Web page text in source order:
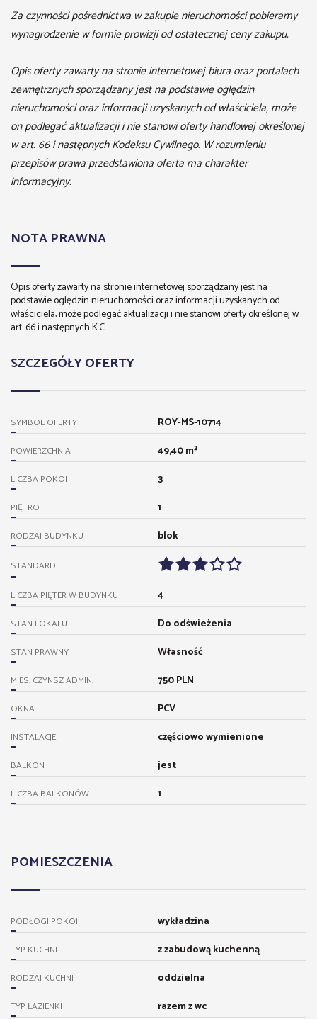
Za czynności pośrednictwa w zakupie nieruchomości pobieramy
wynagrodzenie w formie prowizji od ostatecznej ceny zakupu.
Opis oferty zawarty na stronie internetowej biura oraz portalach
zewnętrznych sporządzany jest na podstawie oględzin
nieruchomości oraz informacji uzyskanych od właściciela, może
on podlegać aktualizacji i nie stanowi oferty handlowej określonej
w art. 66 i następnych Kodeksu Cywilnego. W rozumieniu
przepisów prawa przedstawiona oferta ma charakter
informacyjny.
NOTA PRAWNA
Opis oferty zawarty na stronie internetowej sporządzany jest na
podstawie oględzin nieruchomości oraz informacji uzyskanych od
właściciela, może podlegać aktualizacji i nie stanowi oferty określonej w
art. 66 i następnych K.C.
SZCZEGÓŁY OFERTY
SYMBOL OFERTY ROY-MS-10714
POWIERZCHNIA 49,40 m²
LICZBA POKOI 3
PIĘTRO 1
RODZAJ BUDYNKU blok
STANDARD
LICZBA PIĘTER W BUDYNKU 4
STAN LOKALU Do odświeżenia
STAN PRAWNY Własność
MIES. CZYNSZ ADMIN. 750 PLN
OKNA PCV
INSTALACJE częściowo wymienione
BALKON jest
LICZBA BALKONÓW 1
POMIESZCZENIA
PODŁOGI POKOI wykładzina
TYP KUCHNI z zabudową kuchenną
RODZAJ KUCHNI oddzielna
TYP ŁAZIENKI razem z wc